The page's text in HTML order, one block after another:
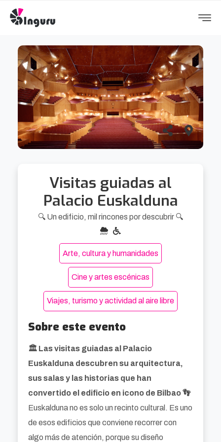
Visitas guiadas al
Palacio Euskalduna
🔍 Un edificio, mil rincones por descubrir 🔍
Arte, cultura y humanidades
Cine y artes escénicas
Viajes, turismo y actividad al aire libre
Sobre este evento
🏛️ Las visitas guiadas al Palacio
Euskalduna descubren su arquitectura,
sus salas y las historias que han
convertido el edificio en icono de Bilbao 👣
Euskalduna no es solo un recinto cultural. Es uno
de esos edificios que conviene recorrer con
algo más de atención, porque su diseño